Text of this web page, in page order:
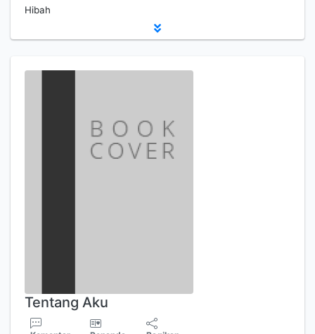
Hibah
Tentang Aku